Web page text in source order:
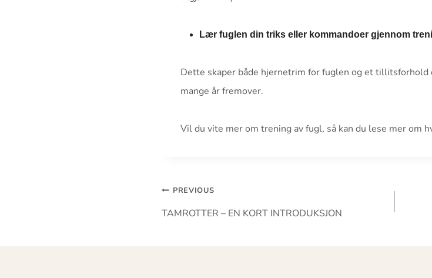
Lær fuglen din triks eller kommandoer gjennom
Dette skaper både hjernetrim for fuglen og et tillitsforhold
mange år fremover.
Vil du vite mer om trening av fugl, så kan du lese mer om
Innleggsnavigasjon
PREVIOUS
TAMROTTER – EN KORT INTRODUKSJON